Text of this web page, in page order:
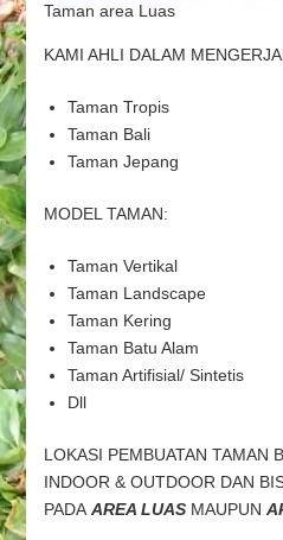
Taman area Luas
KAMI AHLI DALAM
Taman Tropis
Taman Bali
Taman Jepang
MODEL TAMAN:
Taman Vertikal
Taman Landscape
Taman Kering
Taman Batu Alam
Taman Artifisial/ Sintetis
Dll
LOKASI PEMBUATAN TAMAN
INDOOR & OUTDOOR DAN
PADAAREA LUAS MAUPUN